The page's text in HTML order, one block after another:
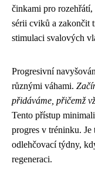
činkami pro
sérii cviků a zakončit
stimulaci svalových
Progresivní
různými váhami.
přidáváme, přičemž
Tento přístup
progres v tréninku. Je
odlehčovací týdny,
regeneraci.